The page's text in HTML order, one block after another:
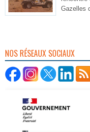
Gazelles
NOS RÉSEAUX SOCIAUX